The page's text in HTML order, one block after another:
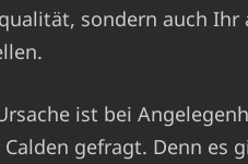
sondern auch
ist bei
gefragt. Denn es